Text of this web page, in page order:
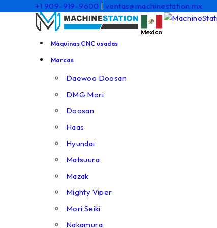
+1 909-919-9600 | ventas@machinestation.mx
Máquinas CNC usadas
Marcas
Daewoo Doosan
DMG Mori
Doosan
Haas
Hyundai
Matsuura
Mazak
Mighty Viper
Mori Seiki
Nakamura